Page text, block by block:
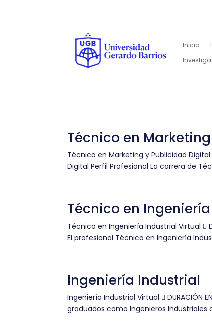
Inicio
Técnico en
Técnico en Marketing y Publicidad Digital
Digital Perfil Profesional La carrera de
Técnico en
Técnico en Ingeniería Industrial Virtual 
El profesional Técnico en Ingeniería
Ingeniería Industrial
Ingeniería Industrial Virtual  DURACIÓN
graduados como Ingenieros